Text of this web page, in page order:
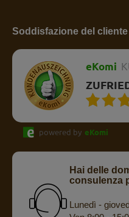
Soddisfazione del cliente
eKomi
powered by eKomi
Hai delle
consulenza
Lunedì -